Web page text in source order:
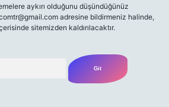
aykırı olduğunu düşündüğünüz
adresine bildirmeniz halinde,
sitemizden kaldırılacaktır.